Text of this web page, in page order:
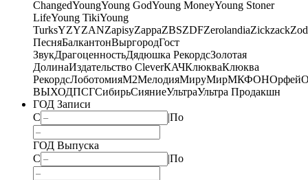
ChangedYoungYoung GodYoung MoneyYoung Stoner
LifeYoung TikiYoung
TurksYZYZANZapisyZappaZBSZDFZerolandiaZickzack
ПесняБалкантонВыргородГост
ЗвукДрагоценностьДядюшка РекордсЗолотая
ДолинаИздательство CleverКАЧКлюкваКлюква
РекордсЛоботомияМ2МелодияМируМирМКФОНОрфей
ВЫХОДПСГСибирьСияниеУльтраУльтра Продакшн
ГОД Записи
С
|По
ГОД Выпуска
С
|По